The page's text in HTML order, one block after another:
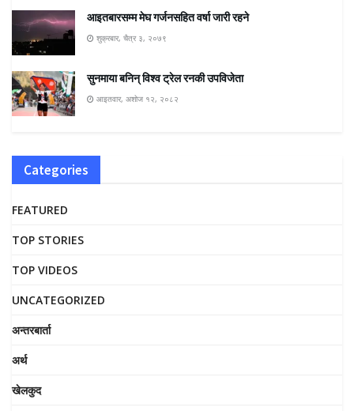
आइतबारसम्म मेघ गर्जनसहित वर्षा जारी रहने
शुक्रबार, चैत्र ३, २०७९
सुनमाया बनिन् विश्व ट्रेल रनकी उपविजेता
आइतवार, अशोज १२, २०८२
Categories
FEATURED
TOP STORIES
TOP VIDEOS
UNCATEGORIZED
अन्तरबार्ता
अर्थ
खेलकुद